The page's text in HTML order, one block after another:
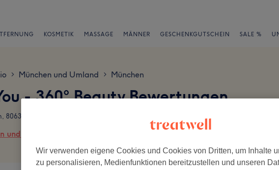
KOSMETIK MASSAGE MÄNNER GESCHENKGUTSCHEIN SALE %
> München und Umland > München
- 360° Beauty Bewertungen
80637 München
online buchen
Wir verwenden eigene Cookies und Cookies von Dritten, um Inhalte
zu personalisieren, Medienfunktionen bereitzustellen und unseren